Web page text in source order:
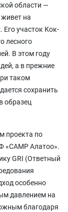
области —
на
участок Кок-
лесного
В этом году
а в прежние
таком
сохранить
образец
проекта по
«САМР Алатоо».
GRI (Ответный
особенно
давлением на
благодаря